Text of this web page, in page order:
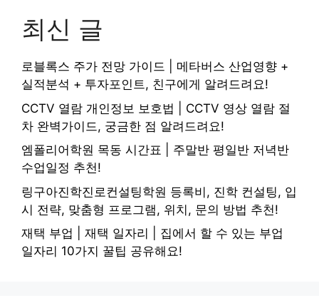
최신 글
로블록스 주가 전망 가이드 | 메타버스 산업영향 +
실적분석 + 투자포인트, 친구에게 알려드려요!
CCTV 열람 개인정보 보호법 | CCTV 영상 열람 절
차 완벽가이드, 궁금한 점 알려드려요!
엠폴리어학원 목동 시간표 | 주말반 평일반 저녁반
수업일정 추천!
링구아진학진로컨설팅학원 등록비, 진학 컨설팅, 입
시 전략, 맞춤형 프로그램, 위치, 문의 방법 추천!
재택 부업 | 재택 일자리 | 집에서 할 수 있는 부업
일자리 10가지 꿀팁 공유해요!